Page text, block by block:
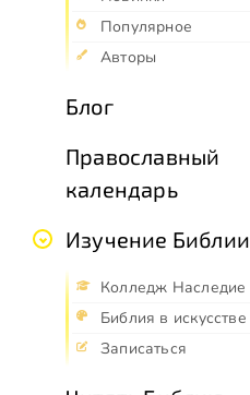
Популярное
Авторы
Блог
Православный
календарь
Изучение Библии
Колледж Наследие
Библия в искусстве
Записаться